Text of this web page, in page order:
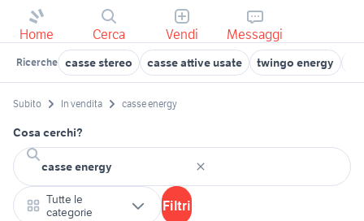
Home Cerca Vendi Messaggi
Ricerche casse stereo casse attive usate twingo energy
Subito In vendita casse energy
Cosa cerchi?
Tutte le
categorie
Filtri